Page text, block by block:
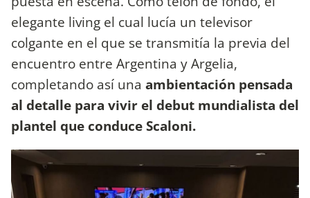
elegante living el cual lucía un televisor
colgante en el que se transmitía la previa del
encuentro entre Argentina y Argelia,
completando así una ambientación pensada
al detalle para vivir el debut mundialista del
plantel que conduce Scaloni.